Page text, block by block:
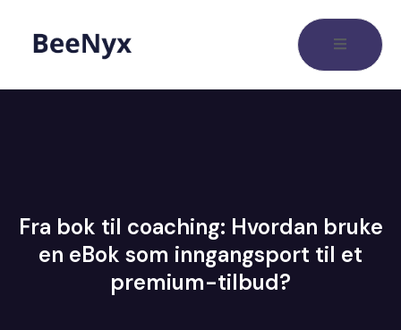
Fra bok til coaching: Hvordan bruke
en eBok som inngangsport til et
premium-tilbud?